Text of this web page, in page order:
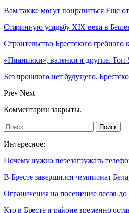
Вам также могут понравиться Еще от
Старинную усадьбу XIX века в
Строительство Брестского
«Пианинки», валенки и другие.
Без прошлого нет будущего.
Prev Next
Комментарии закрыты.
Интересное:
Почему нужно перезагружать
В Бресте завершился чемпионат
Ограничения на посещение лесов
Кто в Бресте и районе временно